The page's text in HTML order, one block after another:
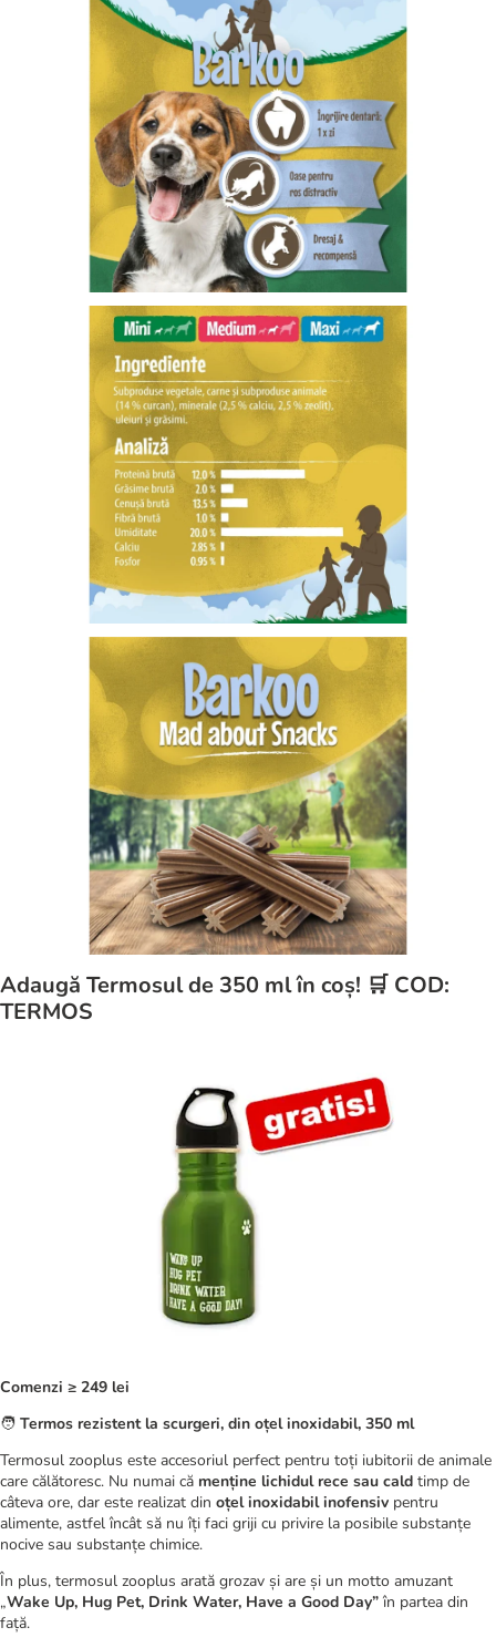
Adaugă Termosul de 350 ml în coș! 🛒 COD:
TERMOS
Comenzi ≥ 249 lei
🧑 Termos rezistent la scurgeri, din oțel inoxidabil, 350 ml
Termosul zooplus este accesoriul perfect pentru toți iubitorii de animale
care călătoresc. Nu numai că menține lichidul rece sau cald timp de
câteva ore, dar este realizat din oțel inoxidabil inofensiv pentru
alimente, astfel încât să nu îți faci griji cu privire la posibile substanțe
nocive sau substanțe chimice.
În plus, termosul zooplus arată grozav și are și un motto amuzant
„Wake Up, Hug Pet, Drink Water, Have a Good Day” în partea din
față.